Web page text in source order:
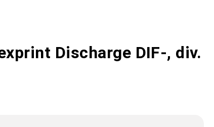
Discharge DIF-, div.